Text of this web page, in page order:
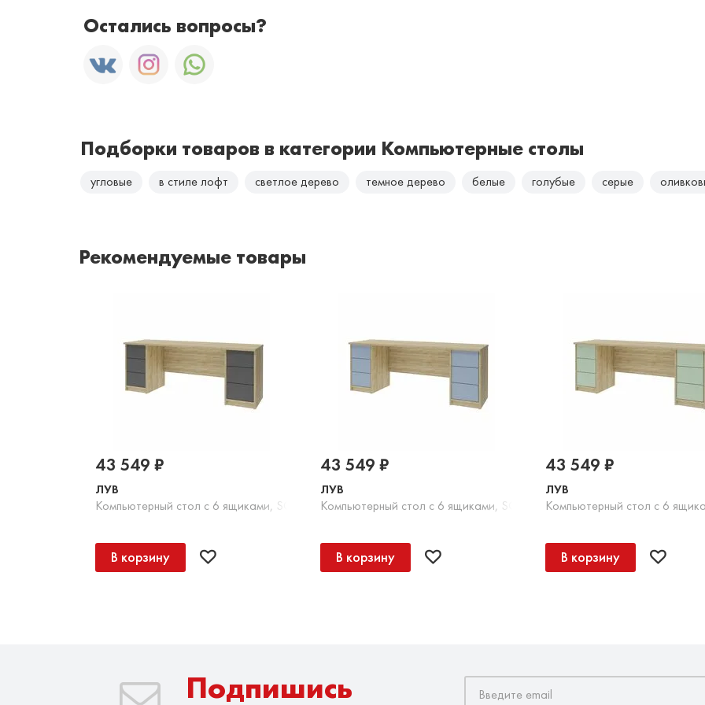
Остались вопросы?
Подборки товаров в категории Компьютерные столы
угловые в стиле лофт светлое дерево темное дерево белые голубые серые
Рекомендуемые товары
ЛУВ
Компьютерный стол с 6 ящиками, SOFT TOUCH серый
43 549 ₽
В корзину
ЛУВ
Компьютерный стол с 6 ящиками, SOFT TOUCH голубой
43 549 ₽
В корзину
ЛУВ
Компьютерный стол с 6
43 549 ₽
В корзину
Подпишись